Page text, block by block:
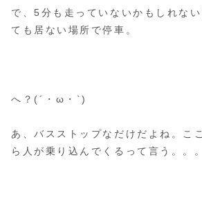
で、5分も走っていないかもしれな
ても居ない場所で停車。
へ？(´・ω・`)
あ、バスストップなだけだよね。こ
ら人が乗り込んでくるって言う。。。